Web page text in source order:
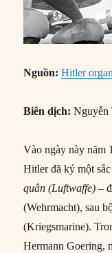
Nguồn: Hitler
Biên dịch: Nguyễn
Vào ngày này năm
Hitler đã ký một
quân (Luftwaffe) –
(Wehrmacht), sau
(Kriegsmarine).
Hermann Goering,